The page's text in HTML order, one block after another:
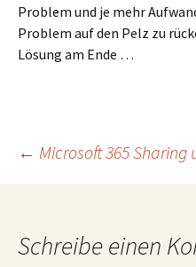
Problem und je mehr
Problem auf den Pelz zu
Lösung am Ende …
← Microsoft 365 Sharing
Schreibe einen